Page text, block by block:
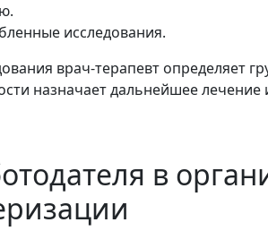
исследования.
врач-терапевт определяет
назначает дальнейшее лечение
в